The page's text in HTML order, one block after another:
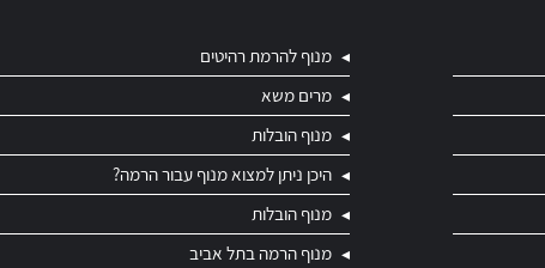
מנוף להרמת רהיטים
מרים משא
מנוף הובלות
היכן ניתן למצוא מנוף עבור הרמה?
מנוף הובלות
מנוף הרמה בתל אביב